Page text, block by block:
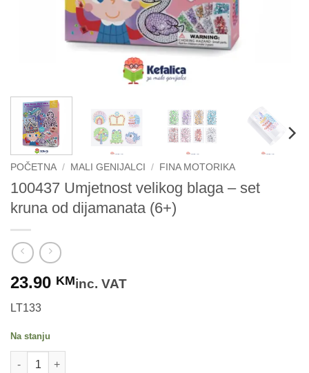
POČETNA / MALI GENIJALCI / FINA MOTORIKA
100437 Umjetnost velikog blaga – set
kruna od dijamanata (6+)
23.90 KMinc. VAT
LT133
Na stanju
100437 Umjetnost velikog blaga - set kruna od dijamanata (6+)